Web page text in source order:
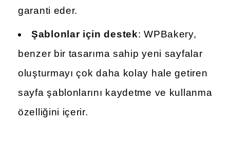
garanti eder.
Şablonlar için destek: WPBakery,
benzer bir tasarıma sahip yeni sayfalar
oluşturmayı çok daha kolay hale getiren
sayfa şablonlarını kaydetme ve kullanma
özelliğini içerir.